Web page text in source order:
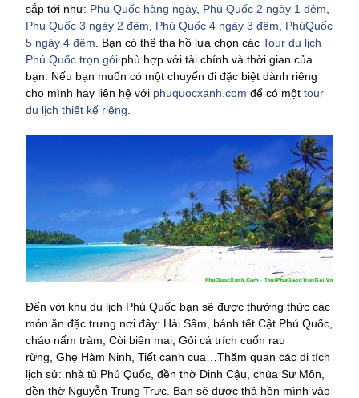
sắp tới như: Phú Quốc hàng ngày, Phú Quốc 2 ngày 1 đêm,
Phú Quốc 3 ngày 2 đêm, Phú Quốc 4 ngày 3 đêm, PhúQuốc
5 ngày 4 đêm. Bạn có thể tha hồ lựa chọn các Tour du lịch
Phú Quốc trọn gói phù hợp với tài chính và thời gian của
bạn. Nếu bạn muốn có một chuyến đi đặc biệt dành riêng
cho mình hay liên hệ với phuquocxanh.com để có một tour
du lịch thiết kế riêng.
Đến với khu du lịch Phú Quốc bạn sẽ được thưởng thức các
món ăn đặc trưng nơi đây: Hải Sâm, bánh tết Cật Phú Quốc,
cháo nấm tràm, Còi biên mai, Gỏi cá trích cuốn rau
rừng, Ghẹ Hàm Ninh, Tiết canh cua…Thăm quan các di tích
lịch sử: nhà tù Phú Quốc, đền thờ Dinh Cậu, chùa Sư Môn,
đền thờ Nguyễn Trung Trực. Bạn sẽ được thả hồn mình vào